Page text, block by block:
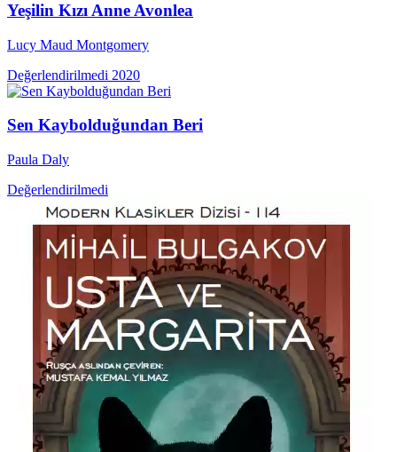
Yeşilin Kızı Anne Avonlea
Lucy Maud Montgomery
Değerlendirilmedi 2020
Sen Kaybolduğundan Beri
Paula Daly
Değerlendirilmedi